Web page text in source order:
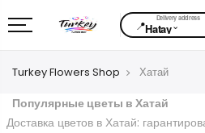
📍Hatay⌄
Turkey Flowers Shop Хатай
Популярные цветы в Хатай
Доставка цветов в Хатай: